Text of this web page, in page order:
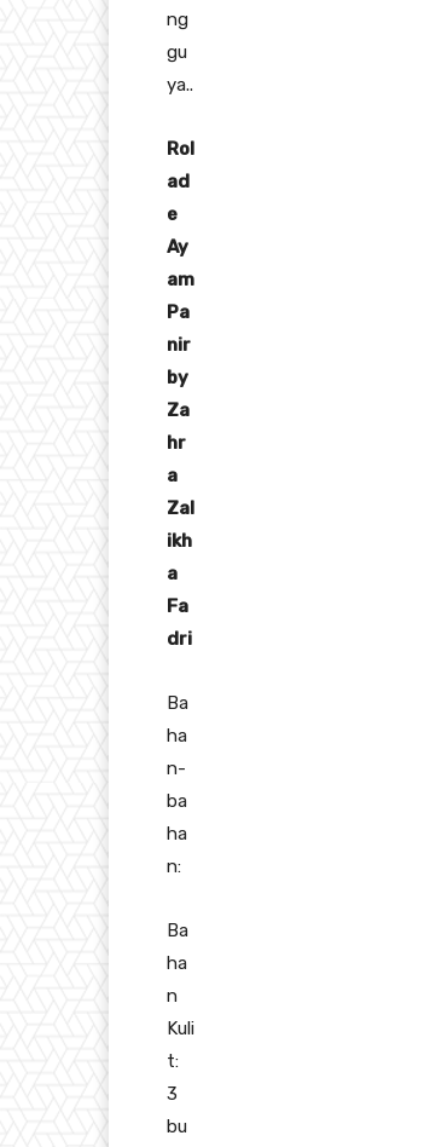
ng
gu
ya..
Rol
ad
e
Ay
am
Pa
nir
by
Za
hr
a
Zal
ikh
a
Fa
dri
Ba
ha
n-
ba
ha
n:
Ba
ha
n
Kuli
t:
3
bu